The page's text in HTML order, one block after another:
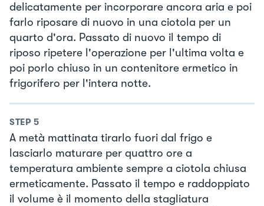
delicatamente per incorporare ancora aria e poi
farlo riposare di nuovo in una ciotola per un
quarto d'ora. Passato di nuovo il tempo di
riposo ripetere l'operazione per l'ultima volta e
poi porlo chiuso in un contenitore ermetico in
frigorifero per l'intera notte.
STEP 5
A metà mattinata tirarlo fuori dal frigo e
lasciarlo maturare per quattro ore a
temperatura ambiente sempre a ciotola chiusa
ermeticamente. Passato il tempo e raddoppiato
il volume è il momento della stagliatura